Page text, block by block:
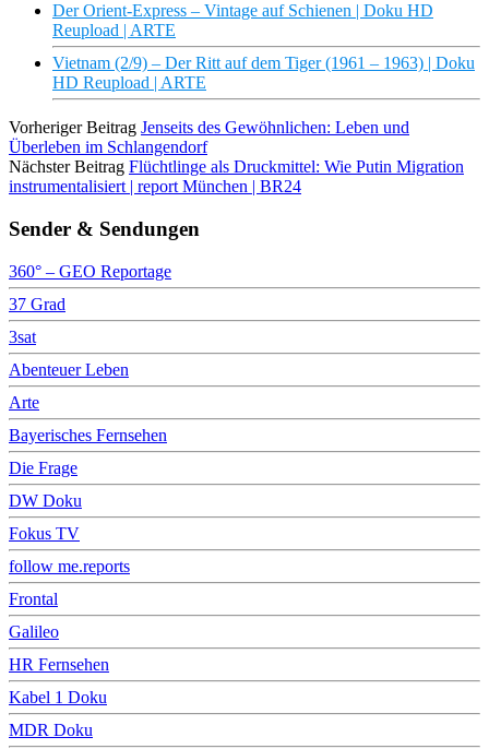
Der Orient-Express – Vintage auf Schienen | Doku HD
Reupload | ARTE
Vietnam (2/9) – Der Ritt auf dem Tiger (1961 – 1963) | Doku
HD Reupload | ARTE
Vorheriger Beitrag Jenseits des Gewöhnlichen: Leben und
Überleben im Schlangendorf
Nächster Beitrag Flüchtlinge als Druckmittel: Wie Putin Migration
instrumentalisiert | report München | BR24
Sender & Sendungen
360° – GEO Reportage
37 Grad
3sat
Abenteuer Leben
Arte
Bayerisches Fernsehen
Die Frage
DW Doku
Fokus TV
follow me.reports
Frontal
Galileo
HR Fernsehen
Kabel 1 Doku
MDR Doku